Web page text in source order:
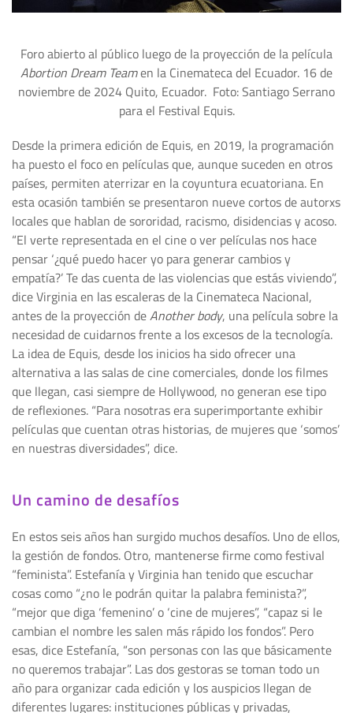
Foro abierto al público luego de la proyección de la película
Abortion Dream Teamen la Cinemateca del Ecuador. 16 de
noviembre de 2024 Quito, Ecuador. Foto: Santiago Serrano
para el Festival Equis.
Desde la primera edición de Equis, en 2019, la programación
ha puesto el foco en películas que, aunque suceden en otros
países, permiten aterrizar en la coyuntura ecuatoriana. En
esta ocasión también se presentaron nueve cortos de autorxs
locales que hablan de sororidad, racismo, disidencias y acoso.
“El verte representada en el cine o ver películas nos hace
pensar ‘¿qué puedo hacer yo para generar cambios y
empatía?’ Te das cuenta de las violencias que estás viviendo”,
dice Virginia en las escaleras de la Cinemateca Nacional,
antes de la proyección deAnother body, una película sobre la
necesidad de cuidarnos frente a los excesos de la tecnología.
La idea de Equis, desde los inicios ha sido ofrecer una
alternativa a las salas de cine comerciales, donde los filmes
que llegan, casi siempre de Hollywood, no generan ese tipo
de reflexiones. “Para nosotras era superimportante exhibir
películas que cuentan otras historias, de mujeres que ‘somos’
en nuestras diversidades”, dice.
Un camino de desafíos
En estos seis años han surgido muchos desafíos. Uno de ellos,
la gestión de fondos. Otro, mantenerse firme como festival
“feminista”. Estefanía y Virginia han tenido que escuchar
cosas como “¿no le podrán quitar la palabra feminista?”,
“mejor que diga ‘femenino’ o ‘cine de mujeres”, “capaz si le
cambian el nombre les salen más rápido los fondos”. Pero
esas, dice Estefanía, “son personas con las que básicamente
no queremos trabajar”. Las dos gestoras se toman todo un
año para organizar cada edición y los auspicios llegan de
diferentes lugares: instituciones públicas y privadas,